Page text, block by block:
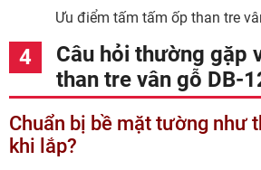
Ưu điểm tấm tấm ốp than tre
Câu hỏi thường gặp
than tre vân gỗ DB-
Chuẩn bị bề mặt tường như
khi lắp?